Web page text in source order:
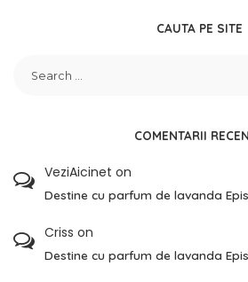
CAUTA PE SITE
COMENTARII
VeziAicinet on
Destine cu parfum de lavanda
Criss on
Destine cu parfum de lavanda